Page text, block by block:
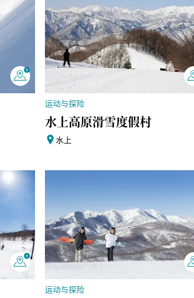
运动与探险
水上高原滑雪度假村
水上
运动与探险